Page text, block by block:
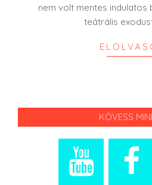
nem volt mentes indulatos
teátrális
KÖVESS